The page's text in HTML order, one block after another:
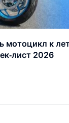
мотоцикл к
2026